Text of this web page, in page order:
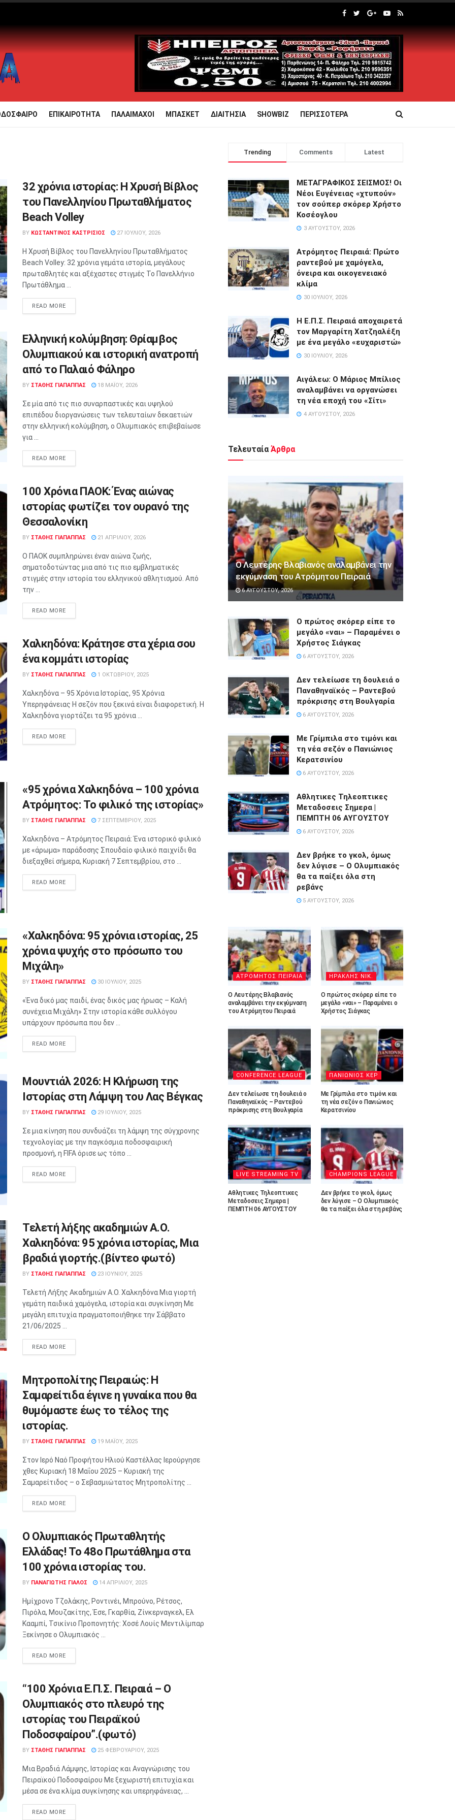
ΕΠΙΚΑΙΡΟΤΗΤΑ ΠΑΛΑΙΜΑΧΟΙ ΜΠΑΣΚΕΤ ΔΙΑΙΤΗΣΙΑ SHOWBIZ ΠΕΡΙΣΣΟΤΕΡΑ
32 χρόνια ιστορίας: Η Χρυσή Βίβλος
του Πανελληνίου Πρωταθλήματος
Beach Volley
BY ΚΩΣΤΑΝΤΙΝΟΣ ΚΑΣΤΡΙΣΙΟΣ 27 ΙΟΥΛΊΟΥ, 2026
Η Χρυσή Βίβλος του Πανελληνίου Πρωταθλήματος
Beach Volley: 32 χρόνια γεμάτα ιστορία, μεγάλους
πρωταθλητές και αξέχαστες στιγμές Το Πανελλήνιο
Πρωτάθλημα ...
READ MORE
Ελληνική κολύμβηση: Θρίαμβος
Ολυμπιακού και ιστορική ανατροπή
από το Παλαιό Φάληρο
BY ΣΤΑΘΗΣ ΓΊΑΠΑΠΠΑΣ 18 ΜΑΪ́ΟΥ, 2026
Σε μία από τις πιο συναρπαστικές και υψηλού
επιπέδου διοργανώσεις των τελευταίων δεκαετιών
στην ελληνική κολύμβηση, ο Ολυμπιακός επιβεβαίωσε
για ...
READ MORE
100 Χρόνια ΠΑΟΚ: Ένας αιώνας
ιστορίας φωτίζει τον ουρανό της
Θεσσαλονίκη
BY ΣΤΑΘΗΣ ΓΊΑΠΑΠΠΑΣ 21 ΑΠΡΙΛΊΟΥ, 2026
Ο ΠΑΟΚ συμπληρώνει έναν αιώνα ζωής,
σηματοδοτώντας μια από τις πιο εμβληματικές
στιγμές στην ιστορία του ελληνικού αθλητισμού. Από
την ...
READ MORE
Χαλκηδόνα: Κράτησε στα χέρια σου
ένα κομμάτι ιστορίας
BY ΣΤΑΘΗΣ ΓΊΑΠΑΠΠΑΣ 1 ΟΚΤΩΒΡΊΟΥ, 2025
Χαλκηδόνα – 95 Χρόνια Ιστορίας, 95 Χρόνια
Υπερηφάνειας Η σεζόν που ξεκινά είναι διαφορετική. Η
Χαλκηδόνα γιορτάζει τα 95 χρόνια ...
READ MORE
«95 χρόνια Χαλκηδόνα – 100 χρόνια
Ατρόμητος: Το φιλικό της ιστορίας»
BY ΣΤΑΘΗΣ ΓΊΑΠΑΠΠΑΣ 7 ΣΕΠΤΕΜΒΡΊΟΥ, 2025
Χαλκηδόνα – Ατρόμητος Πειραιά: Ένα ιστορικό φιλικό
με «άρωμα» παράδοσης Σπουδαίο φιλικό παιχνίδι θα
διεξαχθεί σήμερα, Κυριακή 7 Σεπτεμβρίου, στο ...
READ MORE
«Χαλκηδόνα: 95 χρόνια ιστορίας, 25
χρόνια ψυχής στο πρόσωπο του
Μιχάλη»
BY ΣΤΑΘΗΣ ΓΊΑΠΑΠΠΑΣ 30 ΙΟΥΛΊΟΥ, 2025
«Ένα δικό μας παιδί, ένας δικός μας ήρωας – Καλή
συνέχεια Μιχάλη» Στην ιστορία κάθε συλλόγου
υπάρχουν πρόσωπα που δεν ...
READ MORE
Μουντιάλ 2026: Η Κλήρωση της
Ιστορίας στη Λάμψη του Λας Βέγκας
BY ΣΤΑΘΗΣ ΓΊΑΠΑΠΠΑΣ 29 ΙΟΥΛΊΟΥ, 2025
Σε μια κίνηση που συνδυάζει τη λάμψη της σύγχρονης
τεχνολογίας με την παγκόσμια ποδοσφαιρική
προσμονή, η FIFA όρισε ως τόπο ...
READ MORE
Τελετή λήξης ακαδημιών Α.Ο.
Χαλκηδόνα: 95 χρόνια ιστορίας, Μια
βραδιά γιορτής.(βίντεο φωτό)
BY ΣΤΑΘΗΣ ΓΊΑΠΑΠΠΑΣ 23 ΙΟΥΝΊΟΥ, 2025
Τελετή Λήξης Ακαδημιών Α.Ο. Χαλκηδόνα Μια γιορτή
γεμάτη παιδικά χαμόγελα, ιστορία και συγκίνηση Με
μεγάλη επιτυχία πραγματοποιήθηκε την Σάββατο
21/06/2025 ...
READ MORE
Μητροπολίτης Πειραιώς: Η
Σαμαρείτιδα έγινε η γυναίκα που θα
θυμόμαστε έως το τέλος της
ιστορίας.
BY ΣΤΑΘΗΣ ΓΊΑΠΑΠΠΑΣ 19 ΜΑΪ́ΟΥ, 2025
Στον Ιερό Ναό Προφήτου Ηλιού Καστέλλας Ιερούργησε
χθες Κυριακή 18 Μαΐου 2025 – Κυριακή της
Σαμαρείτιδος – ο Σεβασμιώτατος Μητροπολίτης ...
READ MORE
Ο Ολυμπιακός Πρωταθλητής
Ελλάδας! Το 48ο Πρωτάθλημα στα
100 χρόνια ιστορίας του.
BY ΠΑΝΑΓΙΩΤΗΣ ΓΙΑΛΟΣ 14 ΑΠΡΙΛΊΟΥ, 2025
Ημίχρονο Τζολάκης, Ροντινέι, Μπρούνο, Ρέτσος,
Πιρόλα, Μουζακίτης, Έσε, Γκαρθία, Ζίνκερναγκελ, Ελ
Κααμπί, Τσικίνιο Προπονητής: Χοσέ Λουίς Μεντιλίμπαρ
Ξεκίνησε ο Ολυμπιακός ...
READ MORE
“100 Χρόνια Ε.Π.Σ. Πειραιά – Ο
Ολυμπιακός στο πλευρό της
ιστορίας του Πειραϊκού
Ποδοσφαίρου”.(φωτό)
BY ΣΤΑΘΗΣ ΓΊΑΠΑΠΠΑΣ 25 ΦΕΒΡΟΥΑΡΊΟΥ, 2025
Μια Βραδιά Λάμψης, Ιστορίας και Αναγνώρισης του
Πειραϊκού Ποδοσφαίρου Με ξεχωριστή επιτυχία και
μέσα σε ένα κλίμα συγκίνησης και υπερηφάνειας, ...
READ MORE
Trending Comments Latest
ΜΕΤΑΓΡΑΦΙΚΟΣ ΣΕΙΣΜΟΣ! Οι
Νέοι Ευγένειας «χτυπούν»
τον σούπερ σκόρερ Χρήστο
Κοσέογλου
3 ΑΥΓΟΎΣΤΟΥ, 2026
Ατρόμητος Πειραιά: Πρώτο
ραντεβού με χαμόγελα,
όνειρα και οικογενειακό
κλίμα
30 ΙΟΥΛΊΟΥ, 2026
Η Ε.Π.Σ. Πειραιά αποχαιρετά
τον Μαργαρίτη Χατζηαλέξη
με ένα μεγάλο «ευχαριστώ»
30 ΙΟΥΛΊΟΥ, 2026
Αιγάλεω: Ο Μάριος Μπίλιος
αναλαμβάνει να οργανώσει
τη νέα εποχή του «Σίτι»
4 ΑΥΓΟΎΣΤΟΥ, 2026
Τελευταία Άρθρα
Ο Λευτέρης Βλαβιανός αναλαμβάνει την
εκγύμναση του Ατρόμητου Πειραιά
6 ΑΥΓΟΎΣΤΟΥ, 2026
Ο πρώτος σκόρερ είπε το
μεγάλο «ναι» – Παραμένει ο
Χρήστος Σιάγκας
6 ΑΥΓΟΎΣΤΟΥ, 2026
Δεν τελείωσε τη δουλειά ο
Παναθηναϊκός – Ραντεβού
πρόκρισης στη Βουλγαρία
6 ΑΥΓΟΎΣΤΟΥ, 2026
Με Γρίμπιλα στο τιμόνι και
τη νέα σεζόν ο Πανιώνιος
Κερατσινίου
6 ΑΥΓΟΎΣΤΟΥ, 2026
Αθλητικες Τηλεοπτικες
Μεταδοσεις Σημερα |
ΠΕΜΠΤΗ 06 ΑΥΓΟΥΣΤΟΥ
6 ΑΥΓΟΎΣΤΟΥ, 2026
Δεν βρήκε το γκολ, όμως
δεν λύγισε – Ο Ολυμπιακός
θα τα παίξει όλα στη
ρεβάνς
5 ΑΥΓΟΎΣΤΟΥ, 2026
ΑΤΡΟΜΗΤΟΣ ΠΕΙΡΑΙΑ
Ο Λευτέρης Βλαβιανός
αναλαμβάνει την εκγύμναση
του Ατρόμητου Πειραιά
ΗΡΑΚΛΗΣ ΝΙΚ.
Ο πρώτος σκόρερ είπε το
μεγάλο «ναι» – Παραμένει ο
Χρήστος Σιάγκας
CONFERENCE LEAGUE
Δεν τελείωσε τη δουλειά ο
Παναθηναϊκός – Ραντεβού
πρόκρισης στη Βουλγαρία
ΠΑΝΙΩΝΙΟΣ ΚΕΡ
Με Γρίμπιλα στο τιμόνι και
τη νέα σεζόν ο Πανιώνιος
Κερατσινίου
LIVE STREAMING TV
Αθλητικες Τηλεοπτικες
Μεταδοσεις Σημερα |
ΠΕΜΠΤΗ 06 ΑΥΓΟΥΣΤΟΥ
CHAMPIONS LEAGUE
Δεν βρήκε το γκολ, όμως
δεν λύγισε – Ο Ολυμπιακός
θα τα παίξει όλα στη ρεβάνς